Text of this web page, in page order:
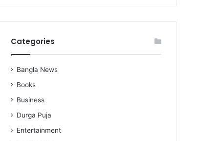
Categories
Bangla News
Books
Business
Durga Puja
Entertainment